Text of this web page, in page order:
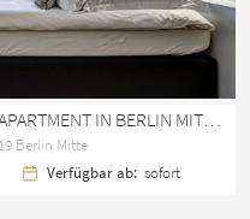
Berlin Mitte
Verfügbar ab: sofort